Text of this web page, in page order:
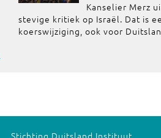
Kanselier Merz
stevige kritiek op Israël. Dat is
koerswijziging, ook voor
Stichting Duitsland Instituut